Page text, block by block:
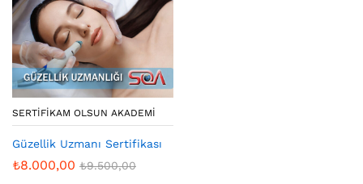
SERTIFIKAM OLSUN AKADEMI
Güzellik Uzmanı Sertifikası
₺8.000,00 ₺9.500,00